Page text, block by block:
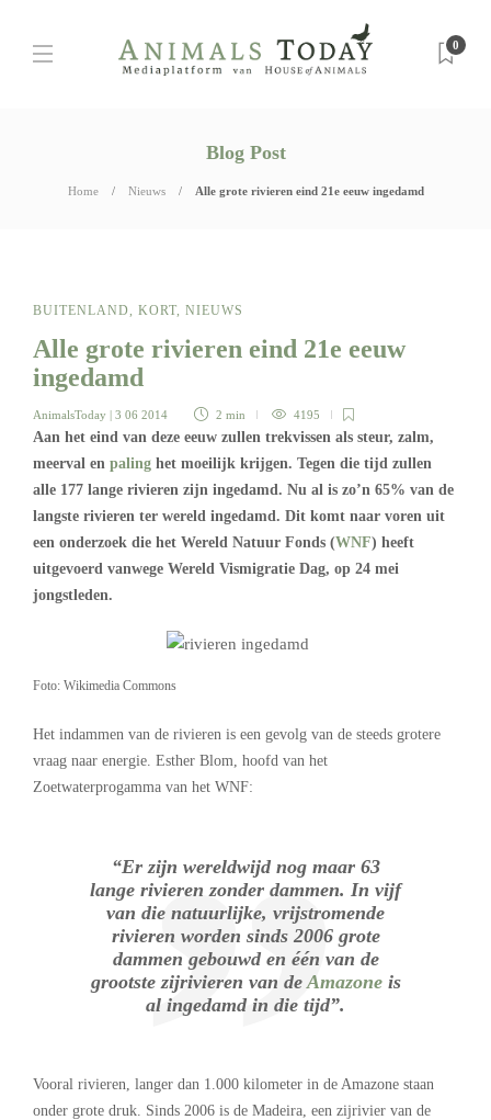
0
Blog Post
Home Nieuws Alle grote rivieren eind 21e eeuw ingedamd
BUITENLAND, KORT, NIEUWS
Alle grote rivieren eind 21e eeuw
ingedamd
AnimalsToday | 3 06 2014 2 min 4195
Aan het eind van deze eeuw zullen trekvissen als steur, zalm,
meerval en paling het moeilijk krijgen. Tegen die tijd zullen
alle 177 lange rivieren zijn ingedamd. Nu al is zo’n 65% van de
langste rivieren ter wereld ingedamd. Dit komt naar voren uit
een onderzoek die het Wereld Natuur Fonds (WNF) heeft
uitgevoerd vanwege Wereld Vismigratie Dag, op 24 mei
jongstleden.
Foto: Wikimedia Commons
Het indammen van de rivieren is een gevolg van de steeds grotere
vraag naar energie. Esther Blom, hoofd van het
Zoetwaterprogamma van het WNF:
“Er zijn wereldwijd nog maar 63
lange rivieren zonder dammen. In vijf
van die natuurlijke, vrijstromende
rivieren worden sinds 2006 grote
dammen gebouwd en één van de
grootste zijrivieren van de Amazoneis
al ingedamd in die tijd”.
Vooral rivieren, langer dan 1.000 kilometer in de Amazone staan
onder grote druk. Sinds 2006 is de Madeira, een zijrivier van de